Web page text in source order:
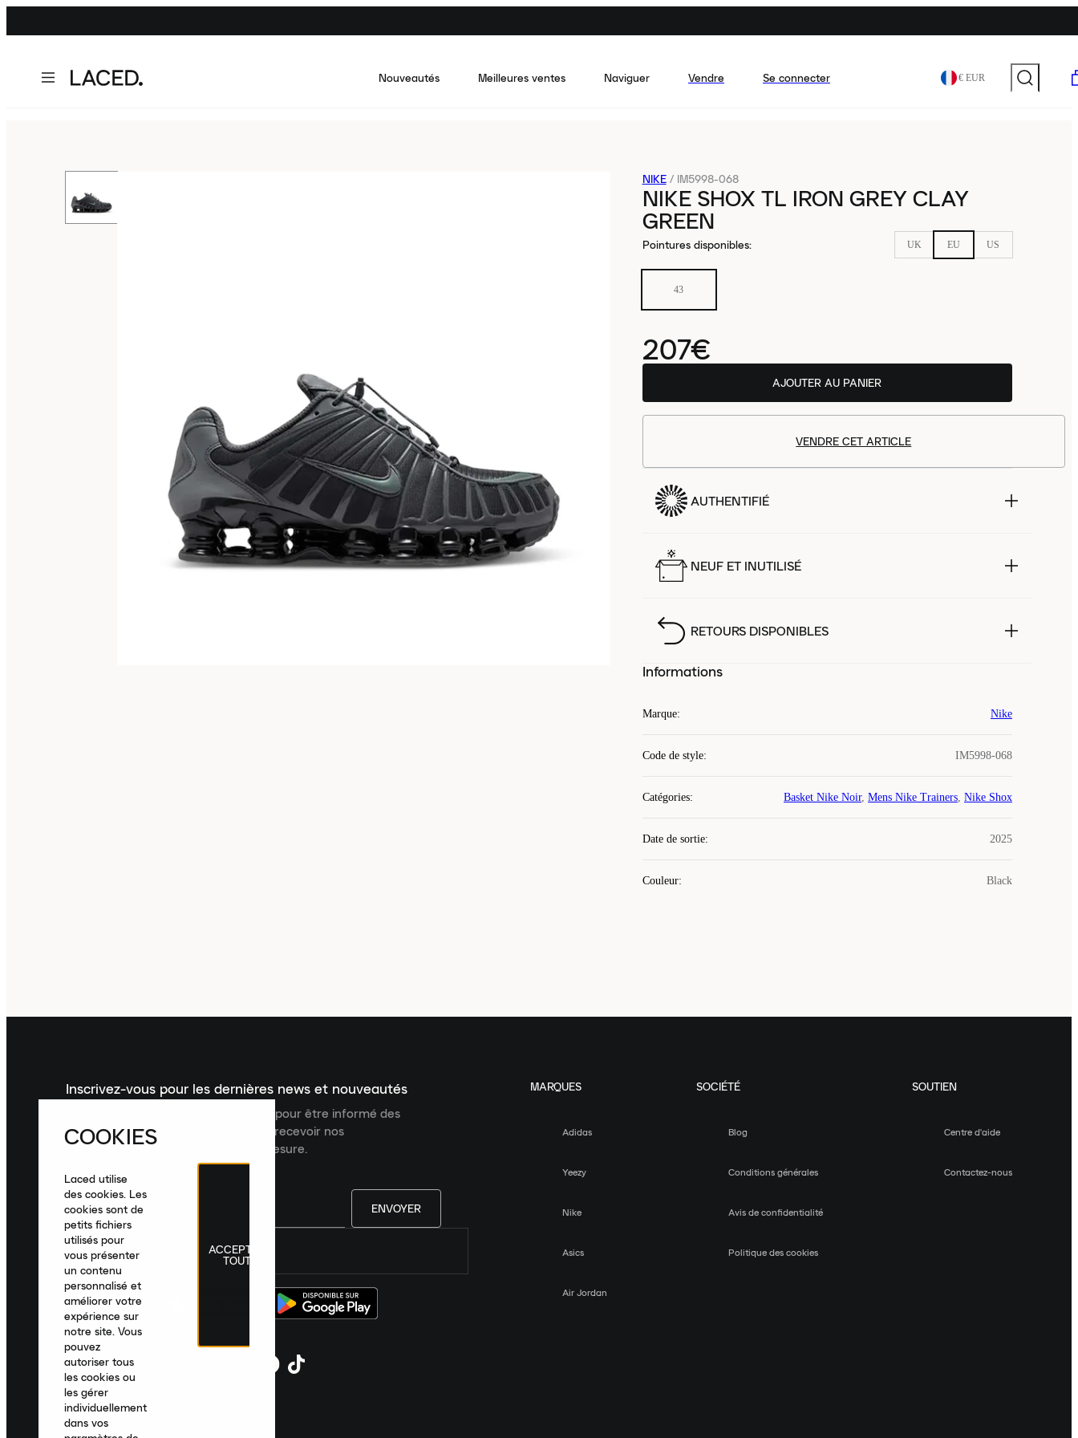
Nouveautés Meilleures ventes Naviguer Vendre Se connecter € EUR
NIKE / IM5998-068
NIKE SHOX TL IRON GREY CLAY
GREEN
Pointures disponibles: UK EU US
43
207€
AJOUTER AU PANIER
VENDRE CET ARTICLE
AUTHENTIFIÉ
NEUF ET INUTILISÉ
RETOURS DISPONIBLES
Informations
Marque: Nike
Code de style: IM5998-068
Catégories: Basket Nike Noir, Mens Nike Trainers, Nike Shox
Date de sortie: 2025
Couleur: Black
Inscrivez-vous pour les dernières news et nouveautés
Inscrivez-vous à la newsletter Laced pour être informé des
dernières nouveautés, collections et recevoir nos
recommandations de produits sur mesure.
ENVOYER
France|Français
MARQUES
Adidas
Yeezy
Nike
Asics
Air Jordan
SOCIÉTÉ
Blog
Conditions générales
Avis de confidentialité
Politique des cookies
SOUTIEN
Centre d'aide
Contactez-nous
COOKIES
Laced utilise
des cookies. Les
cookies sont de
petits fichiers
utilisés pour
vous présenter
un contenu
personnalisé et
améliorer votre
expérience sur
notre site. Vous
pouvez
autoriser tous
les cookies ou
les gérer
individuellement
dans vos
ACCEPTER
TOUT